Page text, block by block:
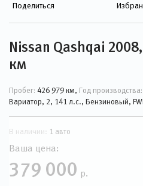
Поделиться
Nissan Qashqai
км
Пробег: 426 979 км, Год производства:
Вариатор, 2, 141 л.с., Бензиновый,
В наличии: 1 авто
Ваша цена:
379 000 р.